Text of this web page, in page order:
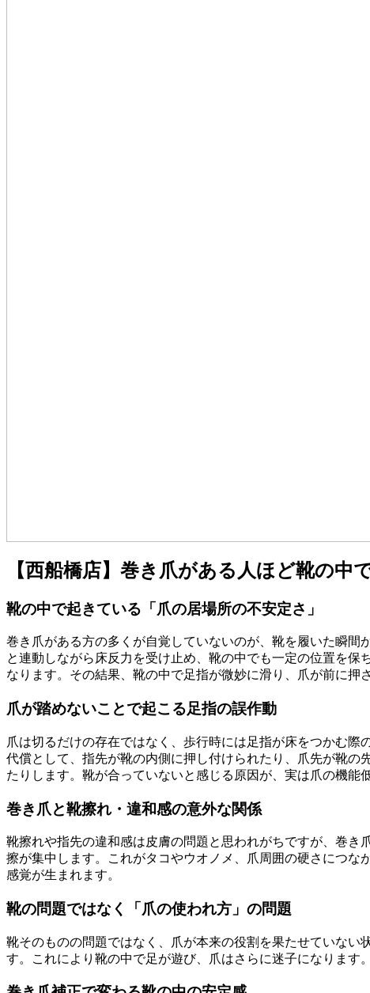
【西船橋店】巻き爪がある人ほど靴の中
靴の中で起きている「爪の居場所の不安定さ」
巻き爪がある方の多くが自覚していないのが、靴を履いた瞬
と連動しながら床反力を受け止め、靴の中でも一定の位置を
なります。その結果、靴の中で足指が微妙に滑り、爪が前に押
爪が踏めないことで起こる足指の誤作動
爪は切るだけの存在ではなく、歩行時には足指が床をつかむ
代償として、指先が靴の内側に押し付けられたり、爪先が靴
たりします。靴が合っていないと感じる原因が、実は爪の機能
巻き爪と靴擦れ・違和感の意外な関係
靴擦れや指先の違和感は皮膚の問題と思われがちですが、巻
擦が集中します。これがタコやウオノメ、爪周囲の硬さにつ
感覚が生まれます。
靴の問題ではなく「爪の使われ方」の問題
靴そのものの問題ではなく、爪が本来の役割を果たせていな
す。これにより靴の中で足が遊び、爪はさらに迷子になります。